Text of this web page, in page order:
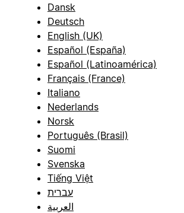
Dansk
Deutsch
English (UK)
Español (España)
Español (Latinoamérica)
Français (France)
Italiano
Nederlands
Norsk
Português (Brasil)
Suomi
Svenska
Tiếng Việt
עברית
العربية